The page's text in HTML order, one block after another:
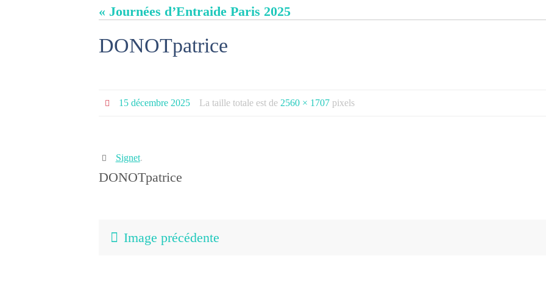
« Journées d’Entraide Paris 2025
DONOTpatrice
15 décembre 2025 La taille totale est de 2560 × 1707pixels
Signet.
DONOTpatrice
Image précédente